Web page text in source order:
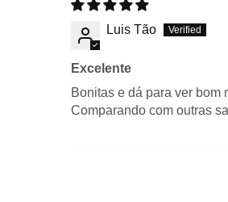
Luis Tão
Excelente
Bonitas e dá para ver bom
Comparando com outras